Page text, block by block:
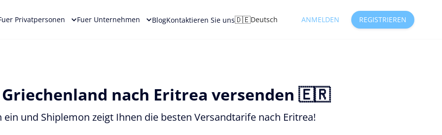
Privatpersonen Fuer Unternehmen BlogKontaktieren Sie uns🇩🇪Deutsch ANMELDEN REGISTRIEREN
Griechenland nach Eritrea versenden 🇪🇷
ein und Shiplemon zeigt Ihnen die besten Versandtarife nach Eritrea!